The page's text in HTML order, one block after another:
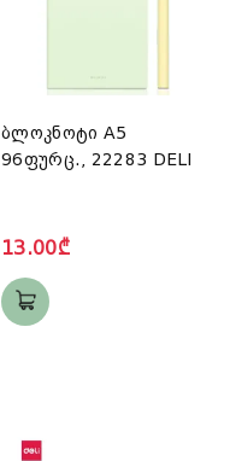
ბლოკნოტი A5
96ფურც., 22283 DELI
13.00₾